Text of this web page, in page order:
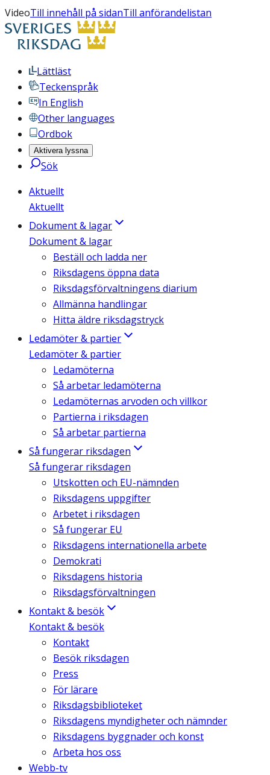
VideoTill innehåll på sidanTill anförandelistan
Lättläst
Teckenspråk
In English
Other languages
Ordbok
Aktivera lyssna
Sök
Aktuellt
Aktuellt
Dokument & lagar
Dokument & lagar
Beställ och ladda ner
Riksdagens öppna data
Riksdagsförvaltningens diarium
Allmänna handlingar
Hitta äldre riksdagstryck
Ledamöter & partier
Ledamöter & partier
Ledamöterna
Så arbetar ledamöterna
Ledamöternas arvoden och villkor
Partierna i riksdagen
Så arbetar partierna
Så fungerar riksdagen
Så fungerar riksdagen
Utskotten och EU-nämnden
Riksdagens uppgifter
Arbetet i riksdagen
Så fungerar EU
Riksdagens internationella arbete
Demokrati
Riksdagens historia
Riksdagsförvaltningen
Kontakt & besök
Kontakt & besök
Kontakt
Besök riksdagen
Press
För lärare
Riksdagsbiblioteket
Riksdagens myndigheter och nämnder
Riksdagens byggnader och konst
Arbeta hos oss
Webb-tv